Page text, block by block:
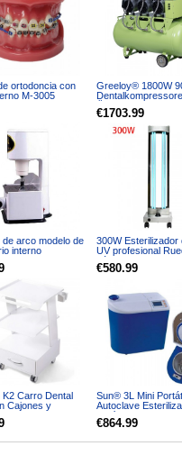
ortodoncia con
M-3005
Greeloy® 1800W
€1703.99
de arco modelo de
interno
dental
300W Esterilizador
UV profesional
Lámpara germicida
Esterilización de
UV Acero
sensores de radar
€580.99
K2 Carro Dental
Cajones y
Sun® 3L Mini
Autoclave
vacío vapor Sun3-
€864.99